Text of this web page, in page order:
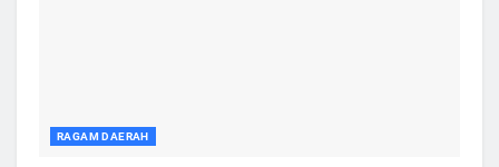
RAGAM DAERAH